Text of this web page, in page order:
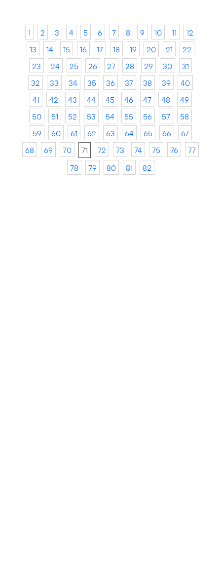
1 2 3 4 5 6 7 8 9 10 11
12
13
14 15 16 17 18 19 20 21
22
23
24 25 26 27 28 29 30
31
32
33 34 35 36 37 38 39
40
41
42 43 44 45 46 47 48
49
50
51 52 53 54 55 56 57
58
59
60 61 62 63 64 65 66
67
68
69 70 71 72 73 74 75 76
77
78
79 80 81 82